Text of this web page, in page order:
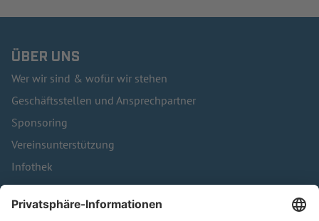
ÜBER UNS
Wer wir sind & wofür wir stehen
Geschäftsstellen und Ansprechpartner
Sponsoring
Vereinsunterstützung
Infothek
Kontakt